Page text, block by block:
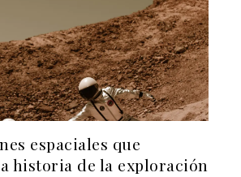
espaciales que
historia de la exploración